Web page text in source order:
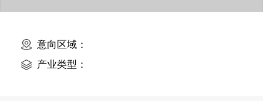
意向区域：
产业类型：